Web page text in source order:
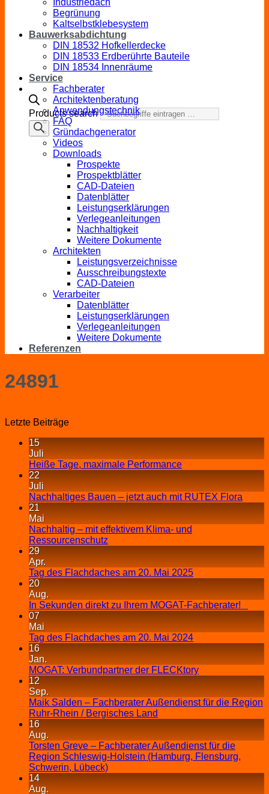
Products search
Industriedach
Begrünung
Kaltselbstklebesystem
Bauwerksabdichtung
DIN 18532 Hofkellerdecke
DIN 18533 Erdberührte Bauteile
DIN 18534 Innenräume
Service
Fachberater
Architektenberatung
Anwendungstechnik
FAQ
Gründachgenerator
Videos
Downloads
Prospekte
Prospektblätter
CAD-Dateien
Datenblätter
Leistungserklärungen
Verlegeanleitungen
Nachhaltigkeit
Weitere Dokumente
Architekten
Leistungsverzeichnisse
Ausschreibungstexte
CAD-Dateien
Verarbeiter
Datenblätter
Leistungserklärungen
Verlegeanleitungen
Weitere Dokumente
Referenzen
24891
Letzte Beiträge
15
Juli
Heiße Tage, maximale Performance
22
Juli
Nachhaltiges Bauen – jetzt auch mit RUTEX Flora
21
Mai
Nachhaltig – mit effektivem Klima- und
Ressourcenschutz
29
Apr.
Tag des Flachdaches am 20. Mai 2025
20
Aug.
In Sekunden direkt zu Ihrem MOGAT-Fachberater!
07
Mai
Tag des Flachdaches am 20. Mai 2024
16
Jan.
MOGAT: Verbundpartner der FLECKtory
12
Sep.
Maik Salden – Fachberater Außendienst für die Region
Ruhr-Rhein / Bergisches Land
16
Aug.
Torsten Greve – Fachberater Außendienst für die
Region Schleswig-Holstein (Hamburg, Flensburg,
Schwerin, Lübeck)
14
Aug.